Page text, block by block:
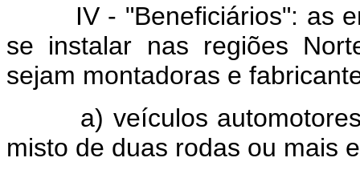
IV - "Beneficiários": as
se instalar nas regiões
sejam montadoras e
a) veículos automotores
misto de duas rodas ou mais